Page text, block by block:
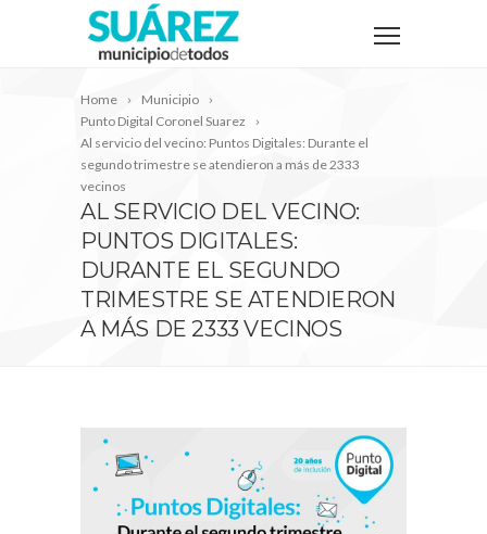
Home
Municipio
Punto Digital Coronel Suarez
Al servicio del vecino: Puntos Digitales: Durante el
segundo trimestre se atendieron a más de 2333
vecinos
AL SERVICIO DEL VECINO:
PUNTOS DIGITALES:
DURANTE EL SEGUNDO
TRIMESTRE SE ATENDIERON
A MÁS DE 2333 VECINOS